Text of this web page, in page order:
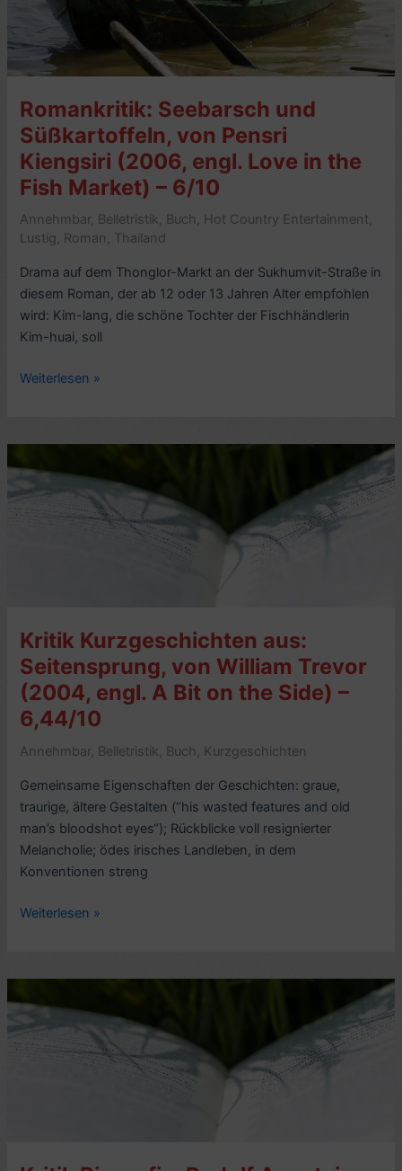
(2025)
6/10
Romankritik: Seebarsch und
Süßkartoffeln, von Pensri
Kiengsiri (2006, engl. Love in the
Fish Market) – 6/10
Annehmbar, Belletristik, Buch , Hot Country Entertainment,
Lustig, Roman , Thailand
Drama auf dem Thonglor-Markt an der Sukhumvit-Straße in
diesem Roman, der ab 12 oder 13 Jahren Alter empfohlen
wird: Kim-lang, die schöne Tochter der Fischhändlerin
Kim-huai, soll
Romankritik:
Süßkartoffeln,
Kiengsiri
Fish
Market)
–
6/10
Weiterlesen »
Kritik Kurzgeschichten aus:
Seitensprung, von William Trevor
(2004, engl. A Bit on the Side) –
6,44/10
Annehmbar, Belletristik, Buch , Kurzgeschichten
Gemeinsame Eigenschaften der Geschichten: graue,
traurige, ältere Gestalten (“his wasted features and old
man’s bloodshot eyes“); Rückblicke voll resignierter
Melancholie; ödes irisches Landleben, in dem
Konventionen streng
Kritik
Seitensprung,
Trevor
Weiterlesen »